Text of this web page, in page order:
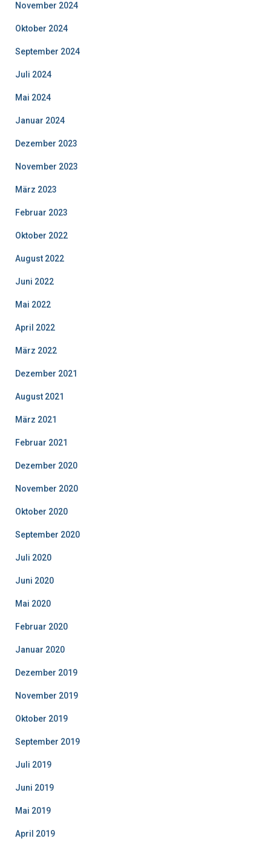
November 2024
Oktober 2024
September 2024
Juli 2024
Mai 2024
Januar 2024
Dezember 2023
November 2023
März 2023
Februar 2023
Oktober 2022
August 2022
Juni 2022
Mai 2022
April 2022
März 2022
Dezember 2021
August 2021
März 2021
Februar 2021
Dezember 2020
November 2020
Oktober 2020
September 2020
Juli 2020
Juni 2020
Mai 2020
Februar 2020
Januar 2020
Dezember 2019
November 2019
Oktober 2019
September 2019
Juli 2019
Juni 2019
Mai 2019
April 2019